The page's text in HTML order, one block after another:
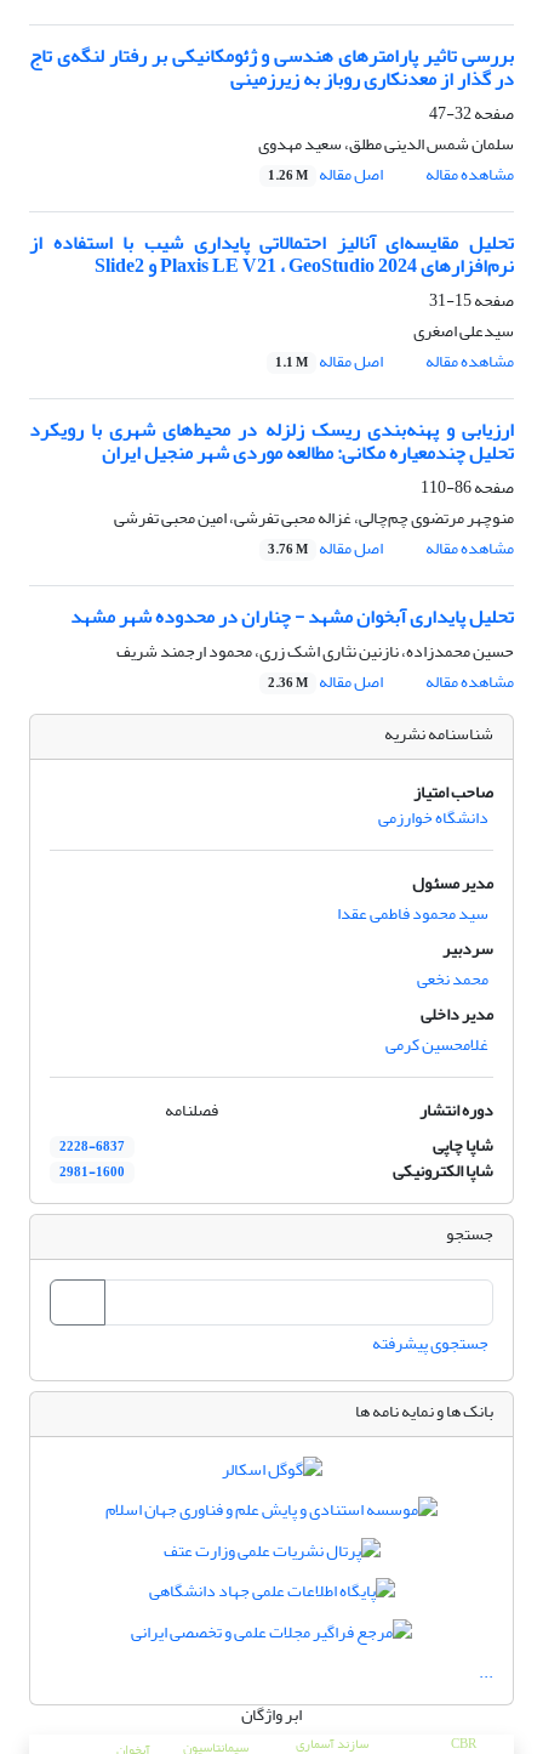
بررسی تاثیر پارامترهای هندسی و ژئومکانیکی بر رفتار لنگه‌ی تاج
در گذار از معدنکاری روباز به زیرزمینی
صفحه32-47
سلمان شمس الدینی مطلق، سعید مهدوی
مشاهده مقاله
اصل مقاله 1.26 M
تحلیل مقایسه‌ای آنالیز احتمالاتی پایداری شیب با استفاده از
نرم‌افزارهای Plaxis LE V21 ، GeoStudio 2024 و Slide2
صفحه15-31
سیدعلی اصغری
مشاهده مقاله
اصل مقاله 1.1 M
ارزیابی و پهنه‌بندی ریسک زلزله در محیط‌های شهری با رویکرد
تحلیل چندمعیاره مکانی: مطالعه موردی شهر منجیل ایران
صفحه86-110
منوچهر مرتضوی چم‌چالی، غزاله محبی تفرشی، امین محبی تفرشی
مشاهده مقاله
اصل مقاله 3.76 M
تحلیل پایداری آبخوان مشهد - چناران در محدوده شهر مشهد
حسین محمدزاده، نازنین نثاری اشک زری، محمود ارجمند شریف
مشاهده مقاله
اصل مقاله 2.36 M
شناسنامه نشریه
صاحب امتیاز
دانشگاه خوارزمی
مدیر مسئول
سید محمود فاطمی عقدا
سردبیر
محمد نخعی
مدیر داخلی
غلامحسین کرمی
دوره انتشار
فصلنامه
شاپا چاپی
2228-6837
شاپا الکترونیکی 2981-1600
جستجو
جستجوی پیشرفته
بانک ها و نمایه نامه ها
...
ابر واژگان
سیمانتاسیون سازند آسماری CBR